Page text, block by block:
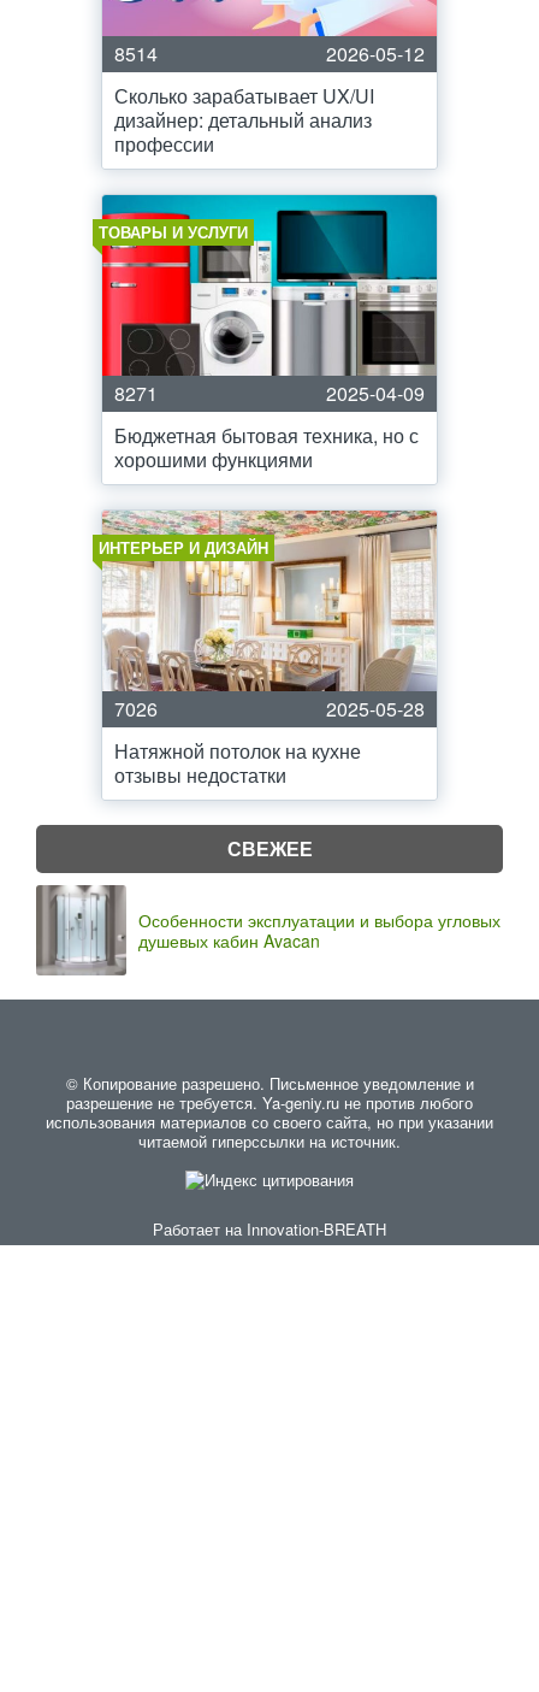
8514
2026-05-12
Сколько зарабатывает UX/UI
дизайнер: детальный анализ
профессии
ТОВАРЫ И УСЛУГИ
8271
2025-04-09
Бюджетная бытовая техника, но с
хорошими функциями
ИНТЕРЬЕР И ДИЗАЙН
7026
2025-05-28
Натяжной потолок на кухне
отзывы недостатки
СВЕЖЕЕ
Особенности эксплуатации и выбора угловых
душевых кабин Avacan
© Копирование разрешено. Письменное уведомление и
разрешение не требуется. Ya-geniy.ru не против любого
использования материалов со своего сайта, но при указании
читаемой гиперссылки на источник.
Работает на Innovation-BREATH